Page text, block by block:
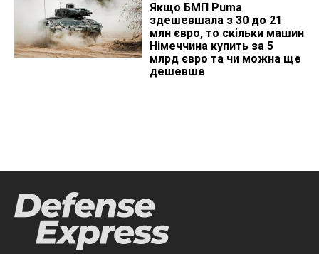
Якщо БМП Puma
здешевшала з 30 до 21
млн євро, то скільки машин
Німеччина купить за 5
млрд євро та чи можна ще
дешевше